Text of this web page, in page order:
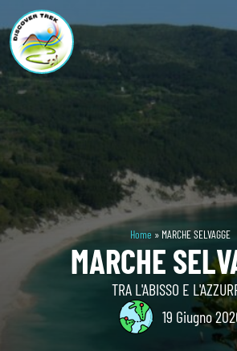
Home » MARCHE SELVAGGE
MARCHE
TRA L'ABISSO E
19 Giugno